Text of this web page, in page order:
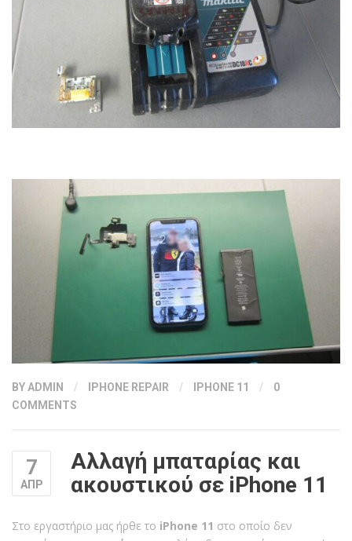
BYADMIN / IPHONE REPAIR / IPHONE 11 /
0
COMMENTS
7
ΑΠΡ
Αλλαγή μπαταρίας και
ακουστικού σε iPhone 11
Στο εργαστήριο μας ήρθε το iPhone 11 στο οποίο δεν